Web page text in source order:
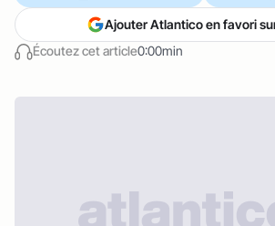
Écoutez cet article0:00min
Ajouter Atlantico en favori